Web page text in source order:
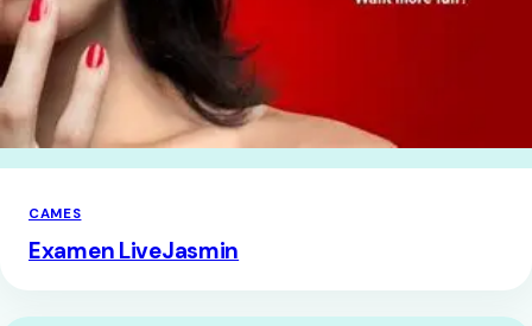
CAMES
Examen LiveJasmin